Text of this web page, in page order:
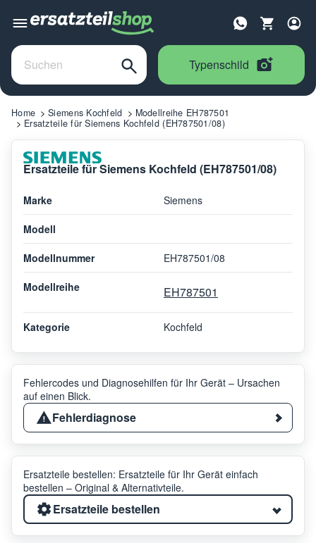
Typenschild
Home Siemens Kochfeld
Modellreihe EH787501
Ersatzteile für Siemens Kochfeld (EH787501/08)
Ersatzteile für Siemens Kochfeld (EH787501/08)
Marke Siemens
Modell
Modellnummer EH787501/08
Modellreihe EH787501
Kategorie Kochfeld
Fehlercodes und Diagnosehilfen für Ihr Gerät – Ursachen
auf einen Blick.
Fehlerdiagnose
Ersatzteile bestellen: Ersatzteile für Ihr Gerät einfach
bestellen – Original & Alternativteile.
Ersatzteile bestellen